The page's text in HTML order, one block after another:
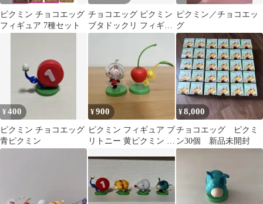
ピクミン チョコエッグ
フィギュア 7種セット
チョコエッグ ピクミン
ブタドックリ フィギュ
ア
ピクミン／チョコエッ
グ
¥400
ピクミン チョコエッグ
青ピクミン
¥900
ピクミン フィギュア ブ
リトニー 黄ピクミン チ
¥8,000
チョコエッグ ピクミ
ン30個 新品未開封